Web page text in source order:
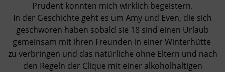
Prudent konnten mich wirklich begeistern.
In der Geschichte geht es um Amy und Even, die sich
geschworen haben sobald sie 18 sind einen Urlaub
gemeinsam mit ihren Freunden in einer Winterhütte
zu verbringen und das natürliche ohne Eltern und nach
den Regeln der Clique mit einer alkoholhaltigen